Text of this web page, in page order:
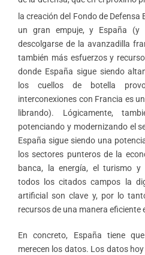
la creación del Fondo de Defensa
un gran empuje, y España (y
descolgarse de la avanzadilla
también más esfuerzos y
donde España sigue siendo
los cuellos de botella
interconexiones con Francia es
librando). Lógicamente,
potenciando y modernizando el
España sigue siendo una
los sectores punteros de la
banca, la energía, el turismo y
todos los citados campos la
artificial son clave y, por lo
recursos de una manera eficiente
En concreto, España tiene
merecen los datos. Los datos